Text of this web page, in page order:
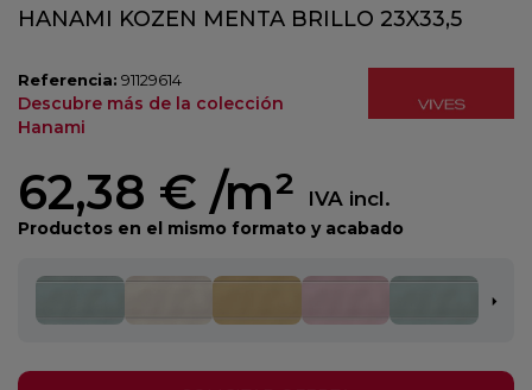
HANAMI KOZEN MENTA BRILLO 23X33,5
Referencia: 91129614
Descubre más de la colección
Hanami
62,38 € /m² IVA incl.
Productos en el mismo formato y acabado